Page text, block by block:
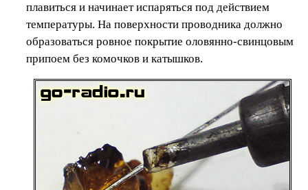
плавиться и начинает испаряться под действием
температуры. На поверхности проводника должно
образоваться ровное покрытие оловянно-свинцовым
припоем без комочков и катышков.